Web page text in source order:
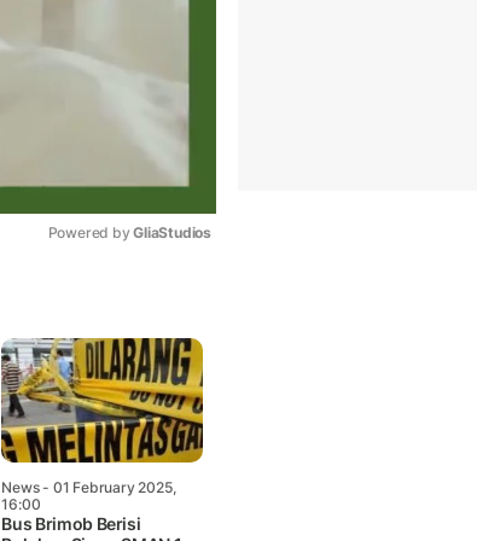
Powered by GliaStudios
News- 01 February 2025,
16:00
Bus Brimob Berisi